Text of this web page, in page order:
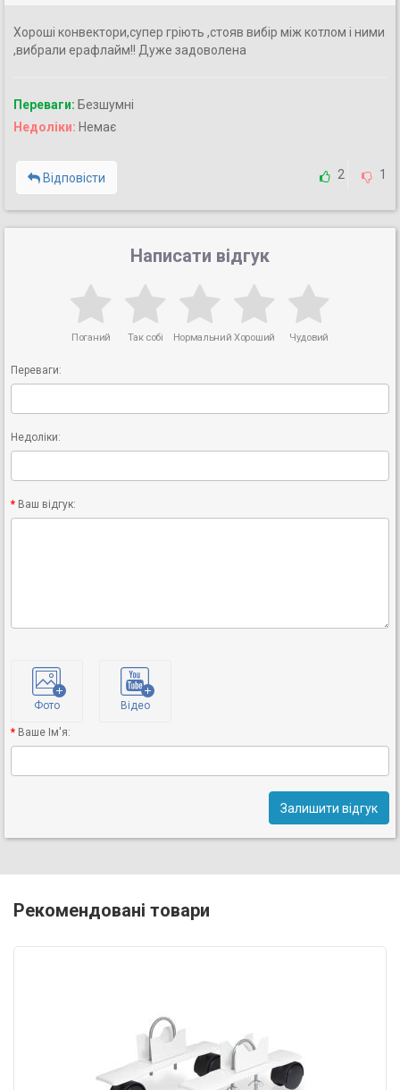
Хороші конвектори,супер гріють ,стояв вибір між котлом і ними
,вибрали ерафлайм!! Дуже задоволена
Переваги: Безшумні
Недоліки: Немає
2 1
Відповісти
Написати відгук
Поганий Так собі Нормальний Хороший Чудовий
Переваги:
Недоліки:
Ваш відгук:
Фото Відео
Ваше Ім'я:
Залишити відгук
Рекомендовані товари